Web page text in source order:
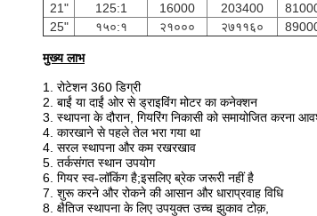
21"
125:1 16000 203400
25"
१५०:१ २१००० २७११६०
मुख्य लाभ
1. रोटेशन 360 डिग्री
2. बाईं या दाईं ओर से ड्राइविंग मोटर का कनेक्शन
3. स्थापना के दौरान, गियरिंग निकासी को समायोजित करना
4. कारखाने से पहले तेल भरा गया था
4. सरल स्थापना और कम रखरखाव
5. तर्कसंगत स्थान उपयोग
6. गियर स्व-लॉकिंग है;इसलिए ब्रेक जरूरी नहीं है
7. शुरू करने और रोकने की आसान और धाराप्रवाह विधि
8. क्षैतिज स्थापना के लिए उपयुक्त उच्च झुकाव टोक़,